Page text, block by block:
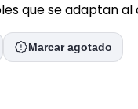
que se adaptan
Marcar agotado